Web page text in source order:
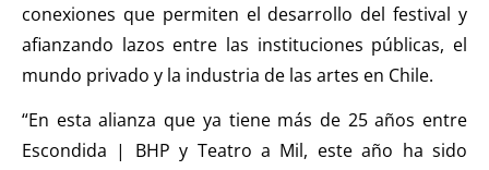
conexiones que permiten el desarrollo del festival y
afianzando lazos entre las instituciones públicas, el
mundo privado y la industria de las artes en Chile.
“En esta alianza que ya tiene más de 25 años entre
Escondida | BHP y Teatro a Mil, este año ha sido